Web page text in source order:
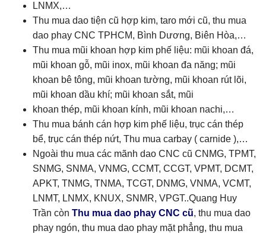
LNMX,…
Thu mua dao tiện cũ hợp kim, taro mới cũ, thu mua
dao phay CNC TPHCM, Bình Dương, Biên Hòa,…
Thu mua mũi khoan hợp kim phế liệu: mũi khoan đá,
mũi khoan gỗ, mũi inox, mũi khoan đa năng; mũi
khoan bê tông, mũi khoan tường, mũi khoan rút lõi,
mũi khoan dầu khí; mũi khoan sắt, mũi
khoan thép, mũi khoan kính, mũi khoan nachi,…
Thu mua bánh cán hợp kim phế liệu, trục cán thép
bể, trục cán thép nứt, Thu mua carbay ( carnide ),…
Ngoài thu mua các mãnh dao CNC cũ CNMG, TPMT,
SNMG, SNMA, VNMG, CCMT, CCGT, VPMT, DCMT,
APKT, TNMG, TNMA, TCGT, DNMG, VNMA, VCMT,
LNMT, LNMX, KNUX, SNMR, VPGT..Quang Huy
Trần còn Thu mua dao phay CNC cũ, thu mua dao
phay ngón, thu mua dao phay mặt phẳng, thu mua